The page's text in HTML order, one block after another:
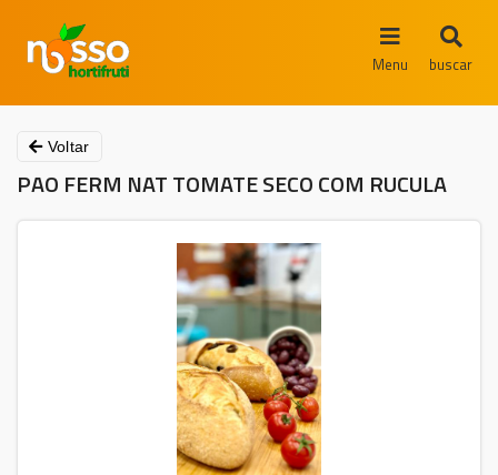
Menu buscar
Voltar
PAO FERM NAT TOMATE SECO COM RUCULA